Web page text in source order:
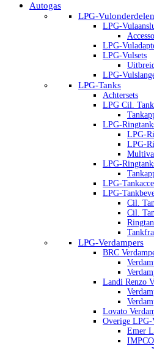
Autogas
LPG-Vulonderdelen
LPG-
LPG-
LPG-Vulsets
LPG-
LPG-Tanks
Achtersets
LPG Cil.
LPG-
LPG-
LPG-
LPG-
LPG-
LPG-
Cil.
Cil.
LPG-Verdampers
BRC
Landi Renzo
Lovato
Overige LPG-
Emer